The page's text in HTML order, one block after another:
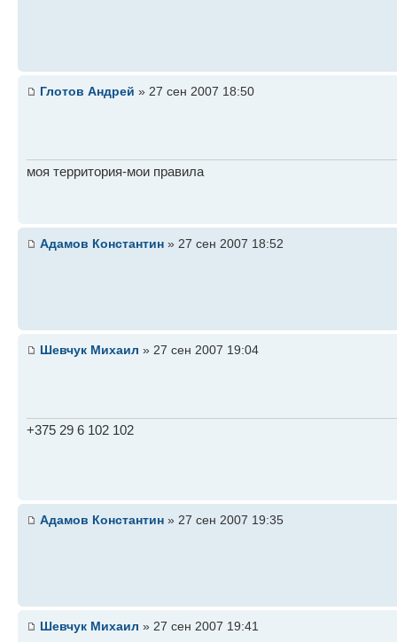
Глотов Андрей » 27 сен 2007 18:50
моя территория-мои правила
Адамов Константин » 27 сен 2007 18:52
Шевчук Михаил » 27 сен 2007 19:04
+375 29 6 102 102
Адамов Константин » 27 сен 2007 19:35
Шевчук Михаил » 27 сен 2007 19:41